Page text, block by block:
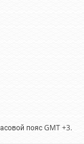
пояс GMT +3.